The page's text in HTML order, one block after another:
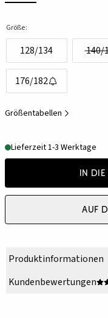
Größe:
128/134 140/
176/182
Größentabellen
Lieferzeit 1-3 Werktage
In
Auf
Produktinformationen
Kundenbewertungen